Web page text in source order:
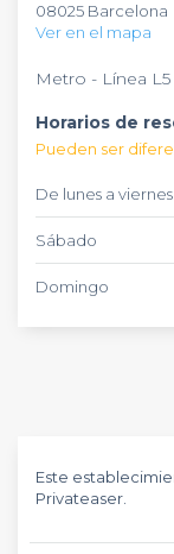
08025 Barcelona
Ver en el mapa
Metro - Línea
Horarios de
Pueden ser
De lunes a viernes
Sábado
Domingo
Este
Privateaser.